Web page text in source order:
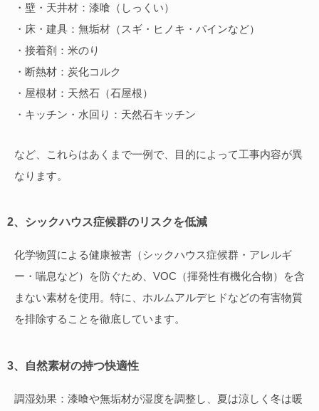
・壁・天井材：漆喰（しっくい）
・床・建具：無垢材（スギ・ヒノキ・パインなど）
・接着剤：米のり
・断熱材：炭化コルク
・屋根材：天然石（石屋根）
・キッチン・水回り：天然石キッチン
など、これらはあくまで一例で、目的によって工事内容が異
なります。
2、シックハウス症候群のリスクを低減
化学物質による健康被害（シックハウス症候群・アレルギ
ー・喘息など）を防ぐため、VOC（揮発性有機化合物）を含
まない素材を使用。特に、ホルムアルデヒドなどの有害物質
を排除することを徹底しています。
3、自然素材の持つ快適性
調湿効果：漆喰や無垢材が湿度を調整し、夏は涼しく冬は暖